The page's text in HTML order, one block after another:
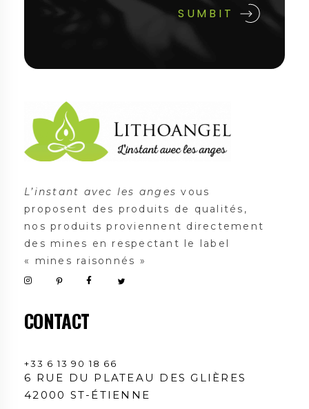
L’instant avec les anges vous
proposent des produits de qualités,
nos produits proviennent directement
des mines en respectant le label
« mines raisonnés »
CONTACT
+33 6 13 90 18 66
6 RUE DU PLATEAU DES GLIÈRES
42000 ST-ÉTIENNE